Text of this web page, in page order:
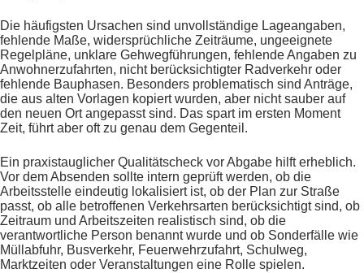
Die häufigsten Ursachen sind unvollständige Lageangaben,
fehlende Maße, widersprüchliche Zeiträume, ungeeignete
Regelpläne, unklare Gehwegführungen, fehlende Angaben zu
Anwohnerzufahrten, nicht berücksichtigter Radverkehr oder
fehlende Bauphasen. Besonders problematisch sind Anträge,
die aus alten Vorlagen kopiert wurden, aber nicht sauber auf
den neuen Ort angepasst sind. Das spart im ersten Moment
Zeit, führt aber oft zu genau dem Gegenteil.
Ein praxistauglicher Qualitätscheck vor Abgabe hilft erheblich.
Vor dem Absenden sollte intern geprüft werden, ob die
Arbeitsstelle eindeutig lokalisiert ist, ob der Plan zur Straße
passt, ob alle betroffenen Verkehrsarten berücksichtigt sind, ob
Zeitraum und Arbeitszeiten realistisch sind, ob die
verantwortliche Person benannt wurde und ob Sonderfälle wie
Müllabfuhr, Busverkehr, Feuerwehrzufahrt, Schulweg,
Marktzeiten oder Veranstaltungen eine Rolle spielen.